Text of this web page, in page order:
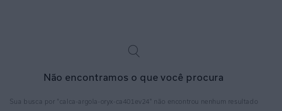
Não encontramos o que você procura
calca-argola-oryx-ca401ev24